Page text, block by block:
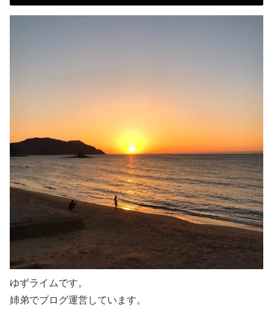
ゆずライムです。
姉弟でブログ運営しています。